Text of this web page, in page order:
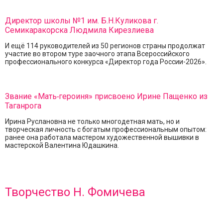
Директор школы №1 им. Б.Н.Куликова г.
Семикаракорска Людмила Кирезлиева
И ещё 114 руководителей из 50 регионов страны продолжат
участие во втором туре заочного этапа Всероссийского
профессионального конкурса «Директор года России-2026».
Звание «Мать‑героиня» присвоено Ирине Пащенко из
Таганрога
Ирина Руслановна не только многодетная мать, но и
творческая личность с богатым профессиональным опытом:
ранее она работала мастером художественной вышивки в
мастерской Валентина Юдашкина.
Творчество Н. Фомичева